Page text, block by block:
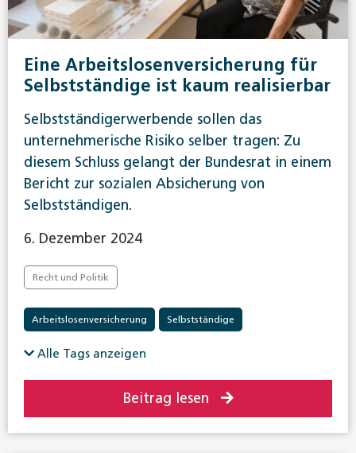
Eine Arbeitslosenversicherung für
Selbstständige ist kaum realisierbar
Selbstständigerwerbende sollen das
unternehmerische Risiko selber tragen: Zu
diesem Schluss gelangt der Bundesrat in einem
Bericht zur sozialen Absicherung von
Selbstständigen.
6. Dezember 2024
Recht und Politik
Arbeitslosenversicherung Selbstständige
Alle Tags anzeigen
Beitrag lesen